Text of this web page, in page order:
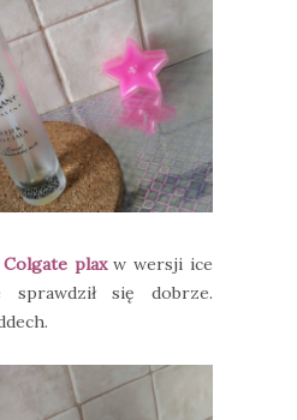
Colgate plaxw wersji ice
sprawdził się dobrze.